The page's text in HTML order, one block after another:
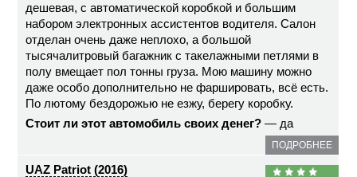
дешевая, с автоматической коробкой и большим
набором электронных ассистентов водителя. Салон
отделан очень даже неплохо, а большой
тысячалитровый багажник с такелажными петлями в
полу вмещает пол тонны груза. Мою машину можно
даже особо дополнительно не фаршировать, всё есть.
По лютому бездорожью не езжу, берегу коробку.
Стоит ли этот автомобиль своих денег? — да
ПОДРОБНЕЕ
UAZ Patriot (2016)